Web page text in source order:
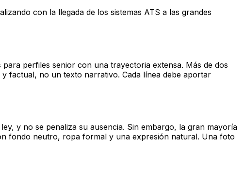
con la llegada de los sistemas ATS a las grandes
perfiles senior con una trayectoria extensa. Más de dos
factual, no un texto narrativo. Cada línea debe aportar
y no se penaliza su ausencia. Sin embargo, la gran mayoría
fondo neutro, ropa formal y una expresión natural. Una foto